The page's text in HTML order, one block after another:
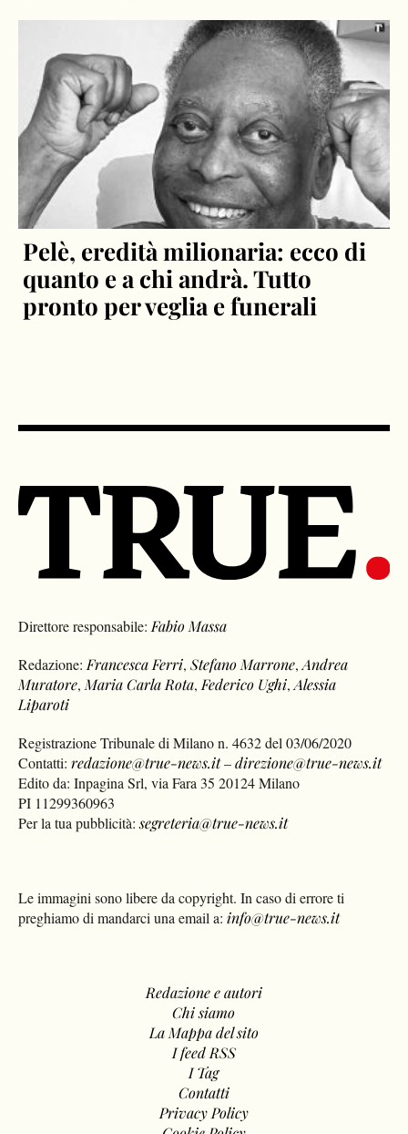
Pelè, eredità milionaria: ecco di
quanto e a chi andrà. Tutto
pronto per veglia e funerali
Direttore responsabile:Fabio Massa
Redazione:Francesca Ferri,Stefano Marrone,Andrea
Muratore,Maria Carla Rota,Federico Ughi,Alessia
Liparoti
Registrazione Tribunale di Milano n. 4632 del 03/06/2020
Contatti:redazione@true-news.it–direzione@true-news.it
Edito da: Inpagina Srl, via Fara 35 20124 Milano
PI 11299360963
Per la tua pubblicità:segreteria@true-news.it
Le immagini sono libere da copyright. In caso di errore ti
preghiamo di mandarci una email a: info@true-news.it
Redazione e autori
Chi siamo
La Mappa del sito
I feed RSS
I Tag
Contatti
Privacy Policy